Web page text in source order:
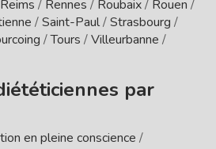
Reims / Rennes / Roubaix/ Rouen /
/Saint-Paul/Strasbourg /
/Tours /Villeurbanne /
par
en pleine conscience /